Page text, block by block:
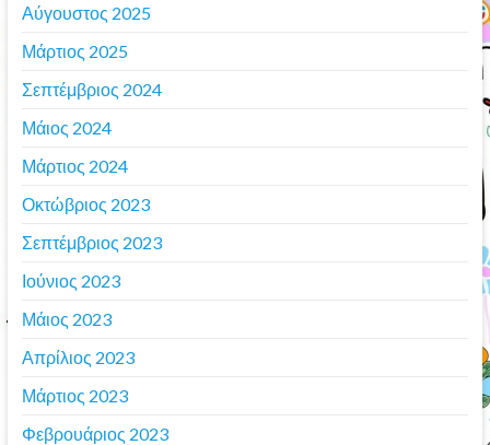
Αύγουστος 2025
Μάρτιος 2025
Σεπτέμβριος 2024
Μάιος 2024
Μάρτιος 2024
Οκτώβριος 2023
Σεπτέμβριος 2023
Ιούνιος 2023
Μάιος 2023
Απρίλιος 2023
Μάρτιος 2023
Φεβρουάριος 2023